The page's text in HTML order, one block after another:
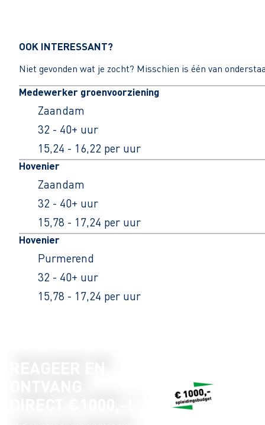
OOK INTERESSANT?
Niet gevonden wat je zocht? Misschien is één van
Medewerker groenvoorziening
Zaandam
32 - 40+ uur
15,24 - 16,22 per uur
Hovenier
Zaandam
32 - 40+ uur
15,78 - 17,24 per uur
Hovenier
Purmerend
32 - 40+ uur
15,78 - 17,24 per uur